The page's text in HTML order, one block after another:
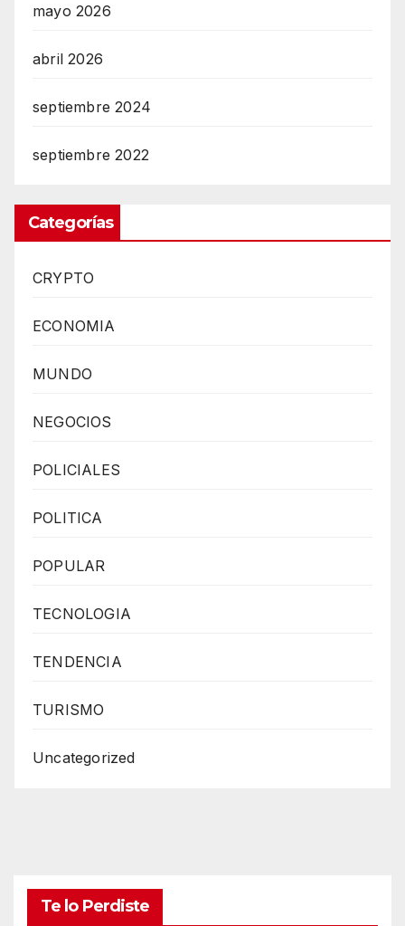
mayo 2026
abril 2026
septiembre 2024
septiembre 2022
Categorías
CRYPTO
ECONOMIA
MUNDO
NEGOCIOS
POLICIALES
POLITICA
POPULAR
TECNOLOGIA
TENDENCIA
TURISMO
Uncategorized
Te lo Perdiste